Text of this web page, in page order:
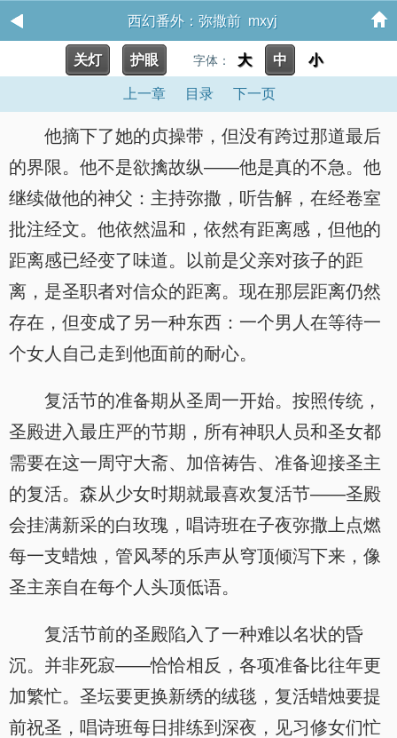
西幻番外：弥撒前 mxyj
关灯 护眼 字体： 大 中 小
上一章 目录 下一页
他摘下了她的贞操带，但没有跨过那道最后
的界限。他不是欲擒故纵——他是真的不急。他
继续做他的神父：主持弥撒，听告解，在经卷室
批注经文。他依然温和，依然有距离感，但他的
距离感已经变了味道。以前是父亲对孩子的距
离，是圣职者对信众的距离。现在那层距离仍然
存在，但变成了另一种东西：一个男人在等待一
个女人自己走到他面前的耐心。
复活节的准备期从圣周一开始。按照传统，
圣殿进入最庄严的节期，所有神职人员和圣女都
需要在这一周守大斋、加倍祷告、准备迎接圣主
的复活。森从少女时期就最喜欢复活节——圣殿
会挂满新采的白玫瑰，唱诗班在子夜弥撒上点燃
每一支蜡烛，管风琴的乐声从穹顶倾泻下来，像
圣主亲自在每个人头顶低语。
复活节前的圣殿陷入了一种难以名状的昏
沉。并非死寂——恰恰相反，各项准备比往年更
加繁忙。圣坛要更换新绣的绒毯，复活蜡烛要提
前祝圣，唱诗班每日排练到深夜，见习修女们忙